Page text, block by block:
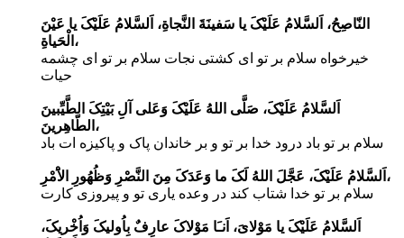
النّاصِحُ، اَلسَّلامُ عَلَیْکَ یا سَفینَةَ النَّجاةِ، اَلسَّلامُ عَلَیْکَ یا عَیْنَ
الْحَیاةِ،
خیرخواه سلام بر تو اى کشتى نجات سلام بر تو اى چشمه
حیات
اَلسَّلامُ عَلَیْکَ، صَلَّى اللهُ عَلَیْکَ وَعَلى آلِ بَیْتِکَ الطَّیِّبینَ
الطّاهِرینَ،
سلام بر تو باد درود خدا بر تو و بر خاندان پاک و پاکیزه ات باد
اَلسَّلامُ عَلَیْکَ، عَجَّلَ اللهُ لَکَ ما وَعَدَکَ مِنَ النَّصْرِ وَظُهُورِ الاَْمْرِ،
سلام بر تو خدا شتاب کند در وعده یارى تو و پیروزى کارت
اَلسَّلامُ عَلَیْکَ یا مَوْلاىَ، اَنـَا مَوْلاکَ عارِفٌ بِاُولیکَ وَاُخْریکَ،